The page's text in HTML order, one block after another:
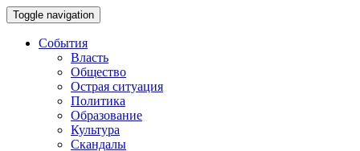
Toggle navigation
События
Власть
Общество
Острая ситуация
Политика
Образование
Культура
Скандалы